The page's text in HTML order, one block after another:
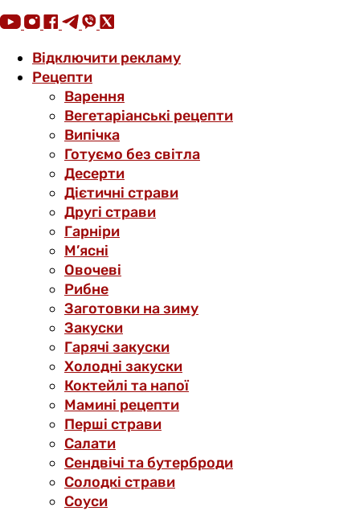
Відключити рекламу
Рецепти
Варення
Вегетаріанські рецепти
Випічка
Готуємо без світла
Десерти
Дієтичні страви
Другі страви
Гарніри
М’ясні
Овочеві
Рибне
Заготовки на зиму
Закуски
Гарячі закуски
Холодні закуски
Коктейлі та напої
Мамині рецепти
Перші страви
Салати
Сендвічі та бутерброди
Солодкі страви
Соуси